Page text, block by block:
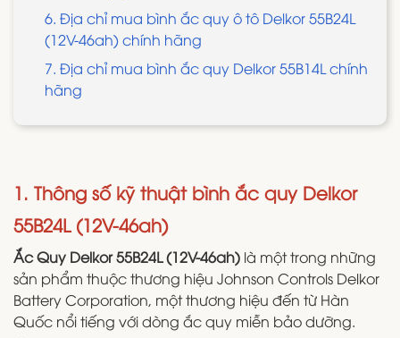
6. Địa chỉ mua bình ắc quy ô tô Delkor 55B24L
(12V-46ah) chính hãng
7. Địa chỉ mua bình ắc quy Delkor 55B14L chính
hãng
1. Thông số kỹ thuật bình ắc quy Delkor
55B24L (12V-46ah)
Ắc Quy Delkor 55B24L (12V-46ah) là một trong những
sản phẩm thuộc thương hiệu Johnson Controls Delkor
Battery Corporation, một thương hiệu đến từ Hàn
Quốc nổi tiếng với dòng ắc quy miễn bảo dưỡng.